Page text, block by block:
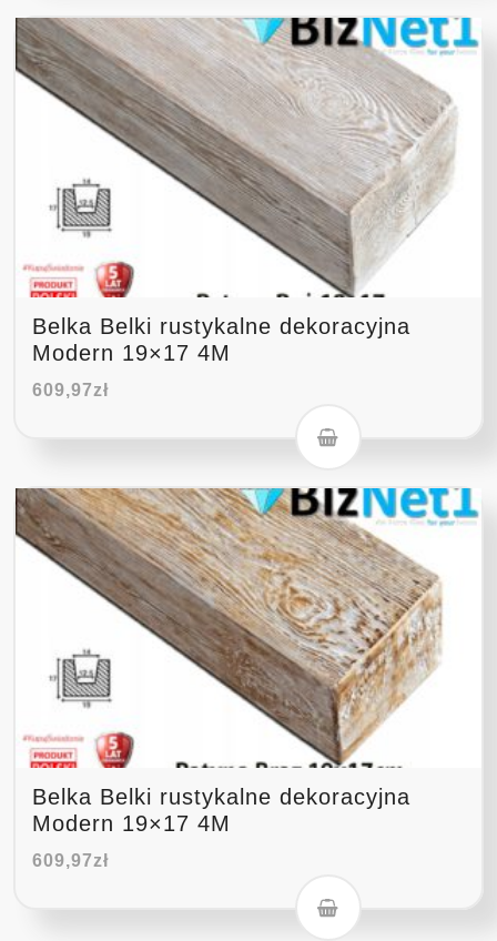
Belka Belki rustykalne dekoracyjna
Modern 19×17 4M
609,97zł
Belka Belki rustykalne dekoracyjna
Modern 19×17 4M
609,97zł